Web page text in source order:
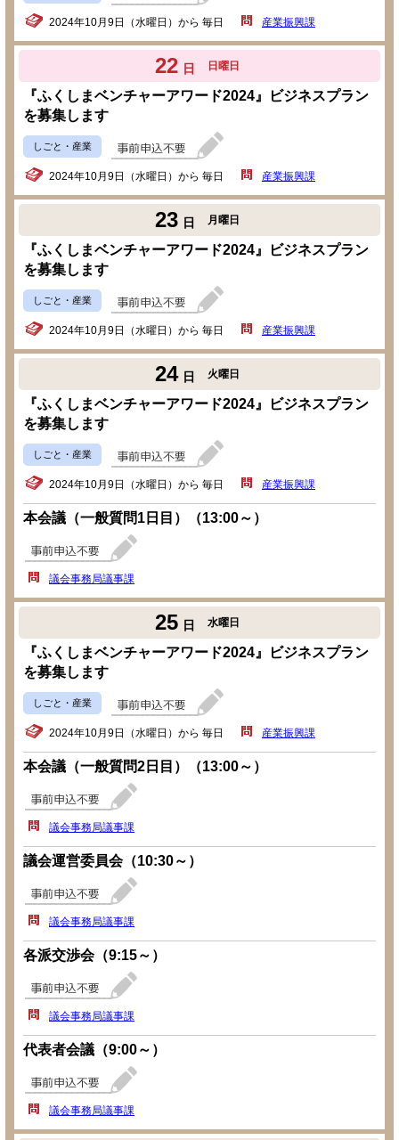
2024年10月9日（水曜日）から 毎日 産業振興課
22 日 日曜日
『ふくしまベンチャーアワード2024』ビジネスプラン
を募集します
しごと・産業
2024年10月9日（水曜日）から 毎日 産業振興課
23 日 月曜日
『ふくしまベンチャーアワード2024』ビジネスプラン
を募集します
しごと・産業
2024年10月9日（水曜日）から 毎日 産業振興課
24 日 火曜日
『ふくしまベンチャーアワード2024』ビジネスプラン
を募集します
しごと・産業
2024年10月9日（水曜日）から 毎日 産業振興課
本会議（一般質問1日目）（13:00～）
議会事務局議事課
25 日 水曜日
『ふくしまベンチャーアワード2024』ビジネスプラン
を募集します
しごと・産業
2024年10月9日（水曜日）から 毎日 産業振興課
本会議（一般質問2日目）（13:00～）
議会事務局議事課
議会運営委員会（10:30～）
議会事務局議事課
各派交渉会（9:15～）
議会事務局議事課
代表者会議（9:00～）
議会事務局議事課